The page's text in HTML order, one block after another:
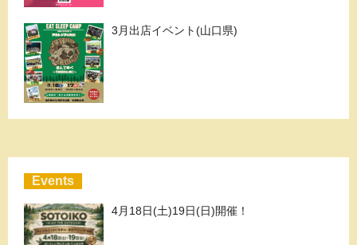
3月出店イベント(山口県)
Events
4月18日(土)19日(日)開催！